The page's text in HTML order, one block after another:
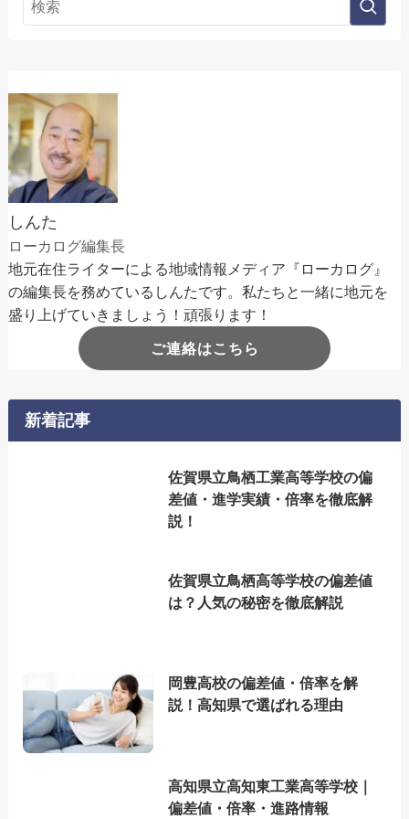
しんた
ローカログ編集長
地元在住ライターによる地域情報メディア『ローカログ』
の編集長を務めているしんたです。私たちと一緒に地元を
盛り上げていきましょう！頑張ります！
ご連絡はこちら
新着記事
佐賀県立鳥栖工業高等学校の偏
差値・進学実績・倍率を徹底解
説！
佐賀県立鳥栖高等学校の偏差値
は？人気の秘密を徹底解説
岡豊高校の偏差値・倍率を解
説！高知県で選ばれる理由
高知県立高知東工業高等学校｜
偏差値・倍率・進路情報